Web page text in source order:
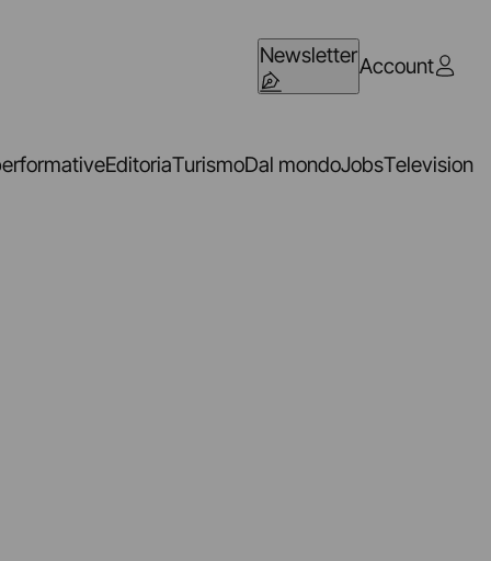
NewsletterAccount
EditoriaTurismoDal mondoJobsTelevision